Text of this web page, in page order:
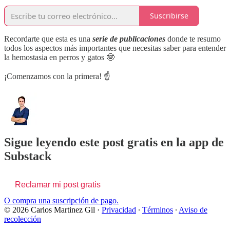
Suscribirse
Recordarte que esta es una serie de publicaciones donde te resumo
todos los aspectos más importantes que necesitas saber para entender
la hemostasia en perros y gatos 🤓
¡Comenzamos con la primera! ☝️
Sigue leyendo este post gratis en la app de
Substack
Reclamar mi post gratis
O compra una suscripción de pago.
© 2026 Carlos Martinez Gil · Privacidad ∙ Términos ∙ Aviso de
recolección